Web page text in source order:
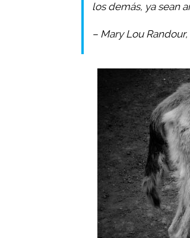
los demás, ya sean
– Mary Lou